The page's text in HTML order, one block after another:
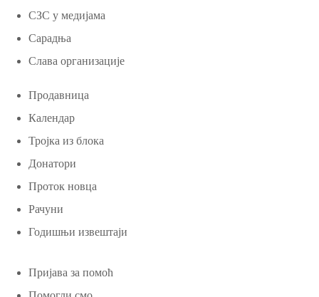
СЗС у медијама
Сарадња
Слава организације
Продавница
Календар
Тројка из блока
Донатори
Проток новца
Рачуни
Годишњи извештаји
Пријава за помоћ